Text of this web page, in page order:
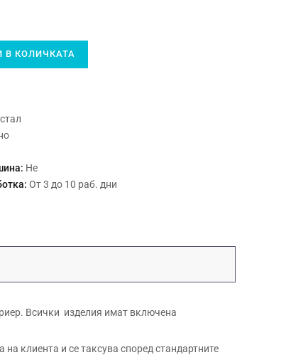
В КОЛИЧКАТА
Не
От 3 до 10 раб. дни
Всички изделия имат включена
клиента и се таксува според стандартните